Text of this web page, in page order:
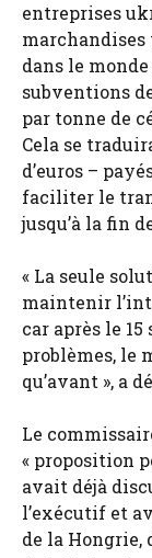
entreprises
marchandises
dans le
subventions
par tonne de
Cela se
d’euros –
faciliter le
jusqu’à la fin
« La seule
maintenir
car après le
problèmes, le
qu’avant », a
Le
« proposition
avait déjà
l’exécutif et
de la Hongrie,